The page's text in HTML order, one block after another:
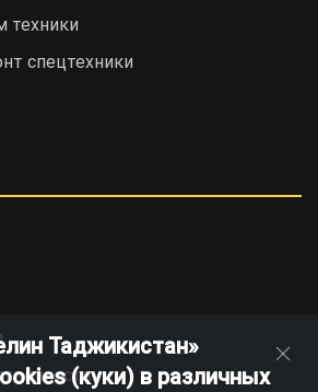
техники
спецтехники
Таджикистан»
(куки) в различных